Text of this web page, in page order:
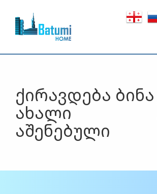
ქირავდება ბინა
ახალი
აშენებული